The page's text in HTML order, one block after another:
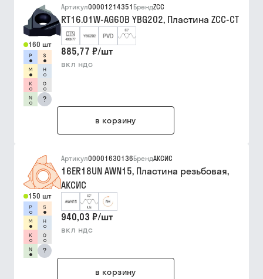
160 шт
?
Артикул00001214351 БрендZCC
RT16.01W-AG60B YBG202, Пластина ZCC-CT
885,77 ₽/шт
вкл ндс
в корзину
150 шт
?
Артикул00001630136БрендАКСИС
16ER18UN AWN15, Пластина резьбовая,
АКСИС
940,03 ₽/шт
вкл ндс
в корзину